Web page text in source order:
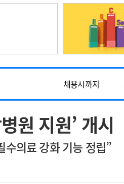
지필공 지원책
수련환경 개선
의과대학 입시
정책/통계
안내
~2026-08-31
채용시까지
채용시까지
~2026-08-15
~2026-08-31
채용시까지
원 지원’ 개시
의료 강화 기능 정립”